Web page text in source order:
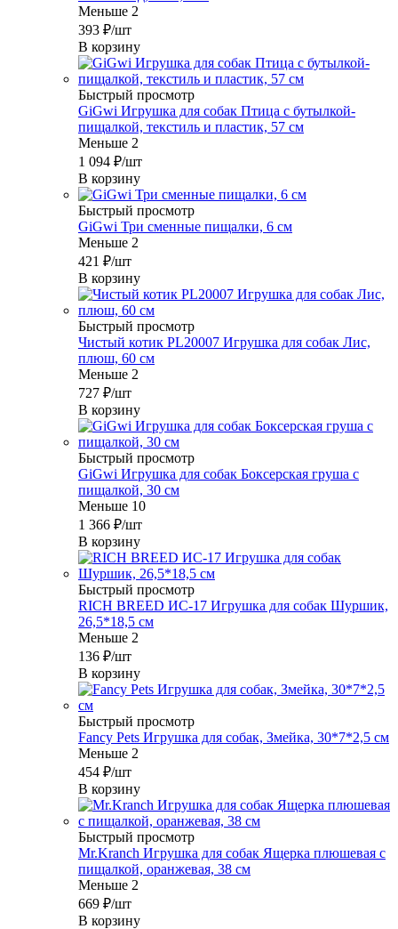
Меньше 2
393 ₽/шт
В корзину
Быстрый просмотр
GiGwi Игрушка для собак Птица с бутылкой-
пищалкой, текстиль и пластик, 57 см
Меньше 2
1 094 ₽/шт
В корзину
Быстрый просмотр
GiGwi Три сменные пищалки, 6 см
Меньше 2
421 ₽/шт
В корзину
Быстрый просмотр
Чистый котик PL20007 Игрушка для собак Лис,
плюш, 60 см
Меньше 2
727 ₽/шт
В корзину
Быстрый просмотр
GiGwi Игрушка для собак Боксерская груша с
пищалкой, 30 см
Меньше 10
1 366 ₽/шт
В корзину
Быстрый просмотр
RICH BREED ИС-17 Игрушка для собак Шуршик,
26,5*18,5 см
Меньше 2
136 ₽/шт
В корзину
Быстрый просмотр
Fancy Pets Игрушка для собак, Змейка, 30*7*2,5 см
Меньше 2
454 ₽/шт
В корзину
Быстрый просмотр
Mr.Kranch Игрушка для собак Ящерка плюшевая с
пищалкой, оранжевая, 38 см
Меньше 2
669 ₽/шт
В корзину